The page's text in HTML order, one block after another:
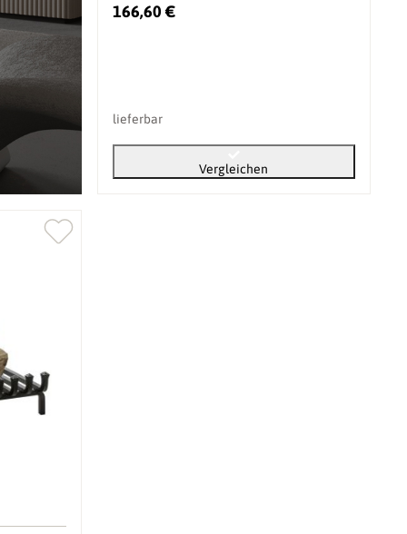
166,60 €
lieferbar
Vergleichen